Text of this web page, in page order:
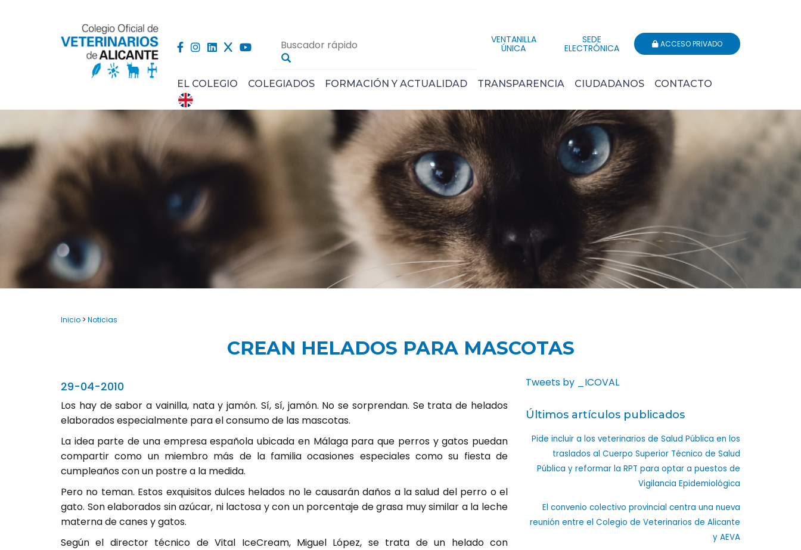
VENTANILLA
ÚNICA
SEDE
ELECTRÓNICA ACCESO PRIVADO
EL COLEGIO COLEGIADOS FORMACIÓN Y ACTUALIDAD TRANSPARENCIA CIUDADANOS CONTACTO
Inicio > Noticias
CREAN HELADOS PARA MASCOTAS
29-04-2010
Los hay de sabor a vainilla, nata y jamón. Sí, sí, jamón. No se sorprendan. Se trata de helados
elaborados especialmente para el consumo de las mascotas.
La idea parte de una empresa española ubicada en Málaga para que perros y gatos puedan
compartir como un miembro más de la familia ocasiones especiales como su fiesta de
cumpleaños con un postre a la medida.
Pero no teman. Estos exquisitos dulces helados no le causarán daños a la salud del perro o el
gato. Son elaborados sin azúcar, ni lactosa y con un porcentaje de grasa muy similar a la leche
materna de canes y gatos.
Según el director técnico de Vital IceCream, Miguel López, se trata de un helado con
Tweets by _ICOVAL
Últimos artículos publicados
Pide incluir a los veterinarios de Salud Pública en los
traslados al Cuerpo Superior Técnico de Salud
Pública y reformar la RPT para optar a puestos de
Vigilancia Epidemiológica
El convenio colectivo provincial centra una nueva
reunión entre el Colegio de Veterinarios de Alicante
y AEVA